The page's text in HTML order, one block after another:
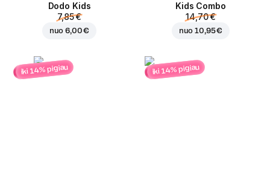
Dodo Kids
7,85 €
nuo6,00 €
Kids Combo
14,70 €
nuo10,95 €
iki 14% pigiau iki 14% pigiau